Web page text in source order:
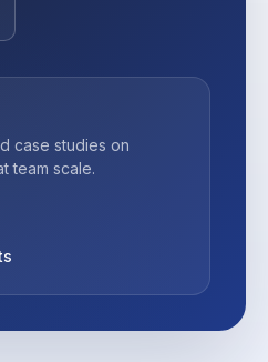
case studies on
team scale.